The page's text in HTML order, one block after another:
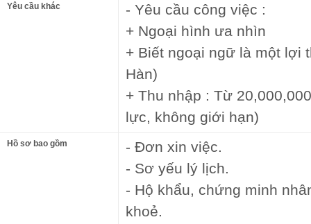
Yêu cầu khác
- Yêu cầu công việc :
+ Ngoại hình ưa nhìn
+ Biết ngoại ngữ là một lợi
Hàn)
+ Thu nhập : Từ
lực, không giới hạn)
Hồ sơ bao gồm
- Đơn xin việc.
- Sơ yếu lý lịch.
- Hộ khẩu, chứng minh
khoẻ.